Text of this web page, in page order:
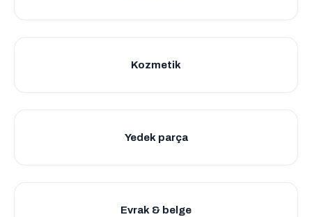
Kozmetik
Yedek parça
Evrak & belge